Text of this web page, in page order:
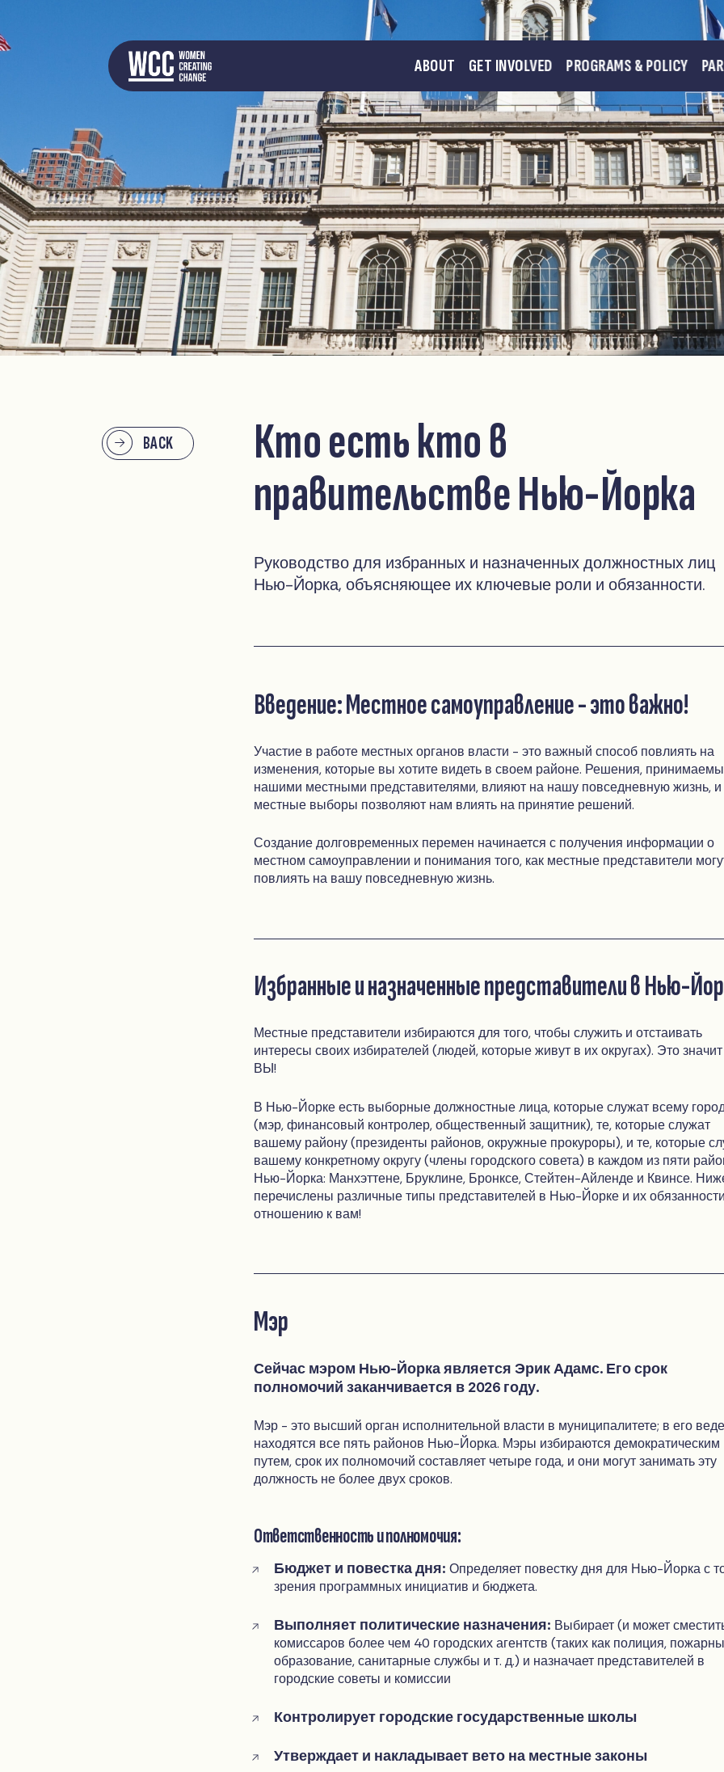
ABOUT GET INVOLVED PROGRAMS & POLICY
BACK
Кто есть кто в
правительстве Нью-Йорка
Руководство для избранных и назначенных должностных лиц
Нью-Йорка, объясняющее их ключевые роли и обязанности.
Введение: Местное самоуправление - это важно!
Участие в работе местных органов власти - это важный способ повлиять на
изменения, которые вы хотите видеть в своем районе. Решения,
нашими местными представителями, влияют на нашу повседневную жизнь, и
местные выборы позволяют нам влиять на принятие решений.
Создание долговременных перемен начинается с получения информации о
местном самоуправлении и понимания того, как местные представители
повлиять на вашу повседневную жизнь.
Избранные и назначенные представители в Нью-
Местные представители избираются для того, чтобы служить и отстаивать
интересы своих избирателей (людей, которые живут в их округах). Это
ВЫ!
В Нью-Йорке есть выборные должностные лица, которые служат всему
(мэр, финансовый контролер, общественный защитник), те, которые служат
вашему району (президенты районов, окружные прокуроры), и те, которые
вашему конкретному округу (члены городского совета) в каждом из пяти
Нью-Йорка: Манхэттене, Бруклине, Бронксе, Стейтен-Айленде и Квинсе.
перечислены различные типы представителей в Нью-Йорке и их
отношению к вам!
Мэр
Сейчас мэром Нью-Йорка является Эрик Адамс. Его срок
полномочий заканчивается в 2026 году.
Мэр - это высший орган исполнительной власти в муниципалитете; в его
находятся все пять районов Нью-Йорка. Мэры избираются демократическим
путем, срок их полномочий составляет четыре года, и они могут занимать эту
должность не более двух сроков.
Ответственность и полномочия:
Бюджет и повестка дня: Определяет повестку дня для Нью-Йорка с
зрения программных инициатив и бюджета.
Выполняет политические назначения: Выбирает (и может
комиссаров более чем 40 городских агентств (таких как полиция,
образование, санитарные службы и т. д.) и назначает представителей в
городские советы и комиссии
Контролирует городские государственные школы
Утверждает и накладывает вето на местные законы